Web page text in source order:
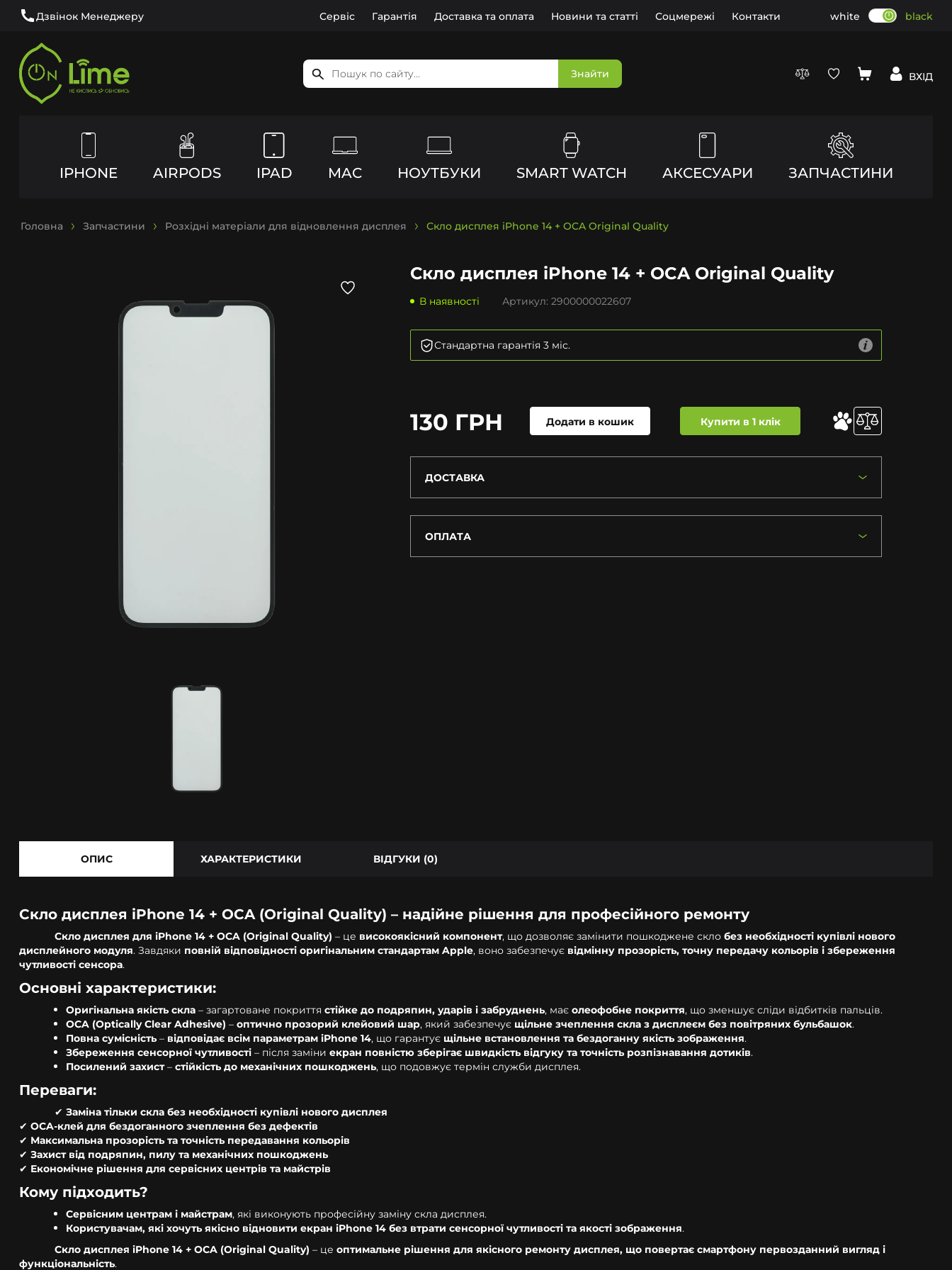
Дзвінок Менеджеру Сервіс Гарантія Доставка та оплата Новини та статті Соцмережі Контакти white black
Знайти ВХІД
IPHONE AIRPODS IPAD MAC НОУТБУКИ SMART WATCH АКСЕСУАРИ ЗАПЧАСТИНИ
Головна Запчастини Розхідні матеріали для відновлення дисплея Скло дисплея iPhone 14 + OCA Original Quality
Скло дисплея iPhone 14 + OCA Original Quality
В наявності Артикул: 2900000022607
Стандартна гарантія 3 міс.
130 ГРН Додати в кошик Купити в 1 клік
ДОСТАВКА
ОПЛАТА
ОПИС ХАРАКТЕРИСТИКИ ВІДГУКИ (0)
Скло дисплея iPhone 14 + OCA (Original Quality) – надійне рішення для професійного ремонту
Скло дисплея для iPhone 14 + OCA (Original Quality) – це високоякісний компонент, що дозволяє замінити пошкоджене скло без необхідності купівлі нового
дисплейного модуля. Завдяки повній відповідності оригінальним стандартам Apple, воно забезпечує відмінну прозорість, точну передачу кольорів і збереження
чутливості сенсора.
Основні характеристики:
Оригінальна якість скла – загартоване покриття стійке до подряпин, ударів і забруднень, має олеофобне покриття, що зменшує сліди відбитків пальців.
OCA (Optically Clear Adhesive) – оптично прозорий клейовий шар, який забезпечує щільне зчеплення скла з дисплеєм без повітряних бульбашок.
Повна сумісність – відповідає всім параметрам iPhone 14, що гарантує щільне встановлення та бездоганну якість зображення.
Збереження сенсорної чутливості – після заміни екран повністю зберігає швидкість відгуку та точність розпізнавання дотиків.
Посилений захист– стійкість до механічних пошкоджень, що подовжує термін служби дисплея.
Переваги:
✔ Заміна тільки скла без необхідності купівлі нового дисплея
✔ OCA-клей для бездоганного зчеплення без дефектів
✔ Максимальна прозорість та точність передавання кольорів
✔ Захист від подряпин, пилу та механічних пошкоджень
✔ Економічне рішення для сервісних центрів та майстрів
Кому підходить?
Сервісним центрам і майстрам, які виконують професійну заміну скла дисплея.
Користувачам, які хочуть якісно відновити екран iPhone 14 без втрати сенсорної чутливості та якості зображення.
Скло дисплея iPhone 14 + OCA (Original Quality) – це оптимальне рішення для якісного ремонту дисплея, що повертає смартфону первозданний вигляд і
функціональність.